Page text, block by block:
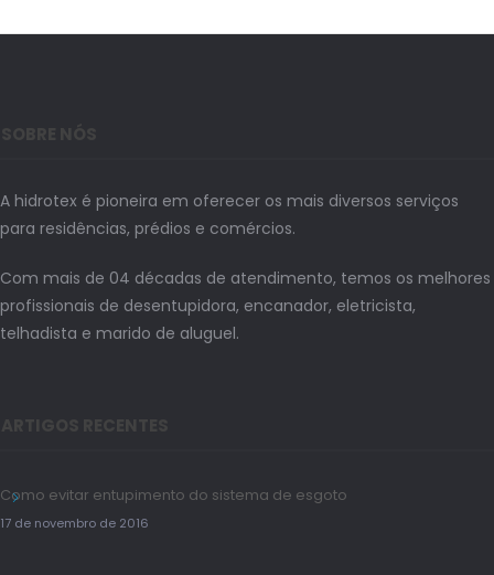
A hidrotex é pioneira em oferecer os mais diversos serviços
para residências, prédios e comércios.
Com mais de 04 décadas de atendimento, temos os melhores
profissionais de desentupidora, encanador, eletricista,
telhadista e marido de aluguel.
Como evitar entupimento do sistema de esgoto
17 de novembro de 2016